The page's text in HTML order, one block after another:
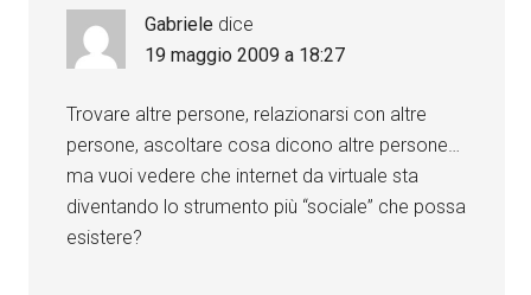
Gabriele dice
19 maggio 2009 a 18:27
Trovare altre persone, relazionarsi con altre
persone, ascoltare cosa dicono altre persone…
ma vuoi vedere che internet da virtuale sta
diventando lo strumento più “sociale” che possa
esistere?